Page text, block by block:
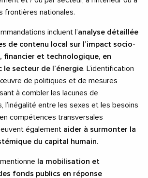
frontières nationales.
incluent l’analyse détaillée
de contenu local sur l’impact socio-
financier et technologique, en
le secteur de l’énergie. L’identification
de politiques et de mesures
à combler les lacunes de
l’inégalité entre les sexes et les besoins
compétences transversales
également aider à surmonter la
du capital humain.
la mobilisation et
fonds publics en réponse